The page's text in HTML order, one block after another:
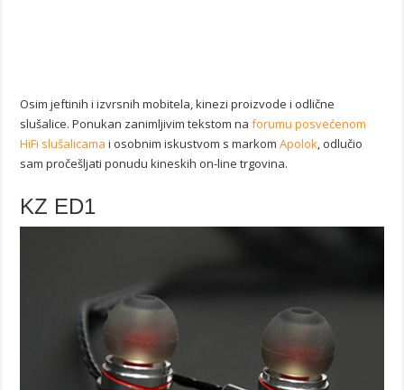
Osim jeftinih i izvrsnih mobitela, kinezi proizvode i odlične
slušalice. Ponukan zanimljivim tekstom naforumu posvećenom
HiFi slušalicama i osobnim iskustvom s markomApolok, odlučio
sam pročešljati ponudu kineskih on-line trgovina.
KZ ED1